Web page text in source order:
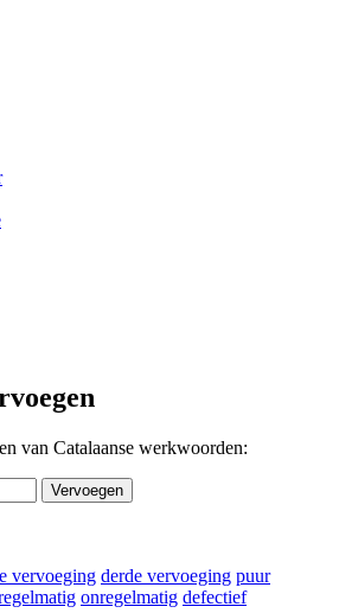
van Catalaanse werkwoorden:
Vervoegen
vervoeging derde vervoeging puur
onregelmatig defectief